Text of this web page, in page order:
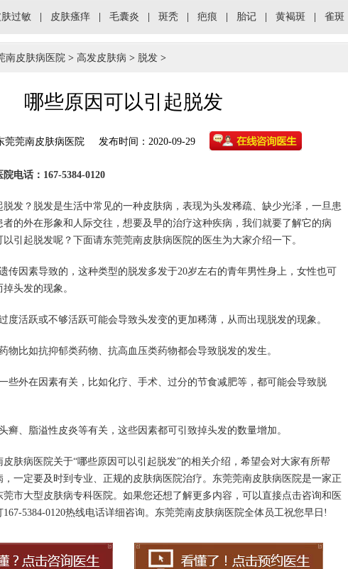
肤过敏 皮肤瘙痒 毛囊炎 斑秃 疤痕 胎记 黄褐斑 雀斑
南皮肤病医院 > 高发皮肤病 > 脱发 >
哪些原因可以引起脱发
莞莞南皮肤病医院 发布时间：2020-09-29
电话：167-5384-0120
脱发？脱发是生活中常见的一种皮肤病，表现为头发稀疏、缺少光泽，一旦患
的外在形象和人际交往，想要及早的治疗这种疾病，我们就要了解它的病
引起脱发呢？下面请东莞莞南皮肤病医院的医生为大家介绍一下。
传因素导致的，这种类型的脱发多发于20岁左右的青年男性身上，女性也可
头发的现象。
度活跃或不够活跃可能会导致头发变的更加稀薄，从而出现脱发的现象。
物比如抗抑郁类药物、抗高血压类药物都会导致脱发的发生。
些外在因素有关，比如化疗、手术、过分的节食减肥等，都可能会导致脱
癣、脂溢性皮炎等有关，这些因素都可引致掉头发的数量增加。
皮肤病医院关于“哪些原因可以引起脱发”的相关介绍，希望会对大家有所帮
一定要及时到专业、正规的皮肤病医院治疗。东莞莞南皮肤病医院是一家正
市大型皮肤病专科医院。如果您还想了解更多内容，可以直接点击咨询和医
5384-0120热线电话详细咨询。东莞莞南皮肤病医院全体员工祝您早日!
柯仙花 皮肤科主任
医生简介：东莞莞南皮肤病医院皮肤科
从事皮肤病临床诊疗工作多年，在…